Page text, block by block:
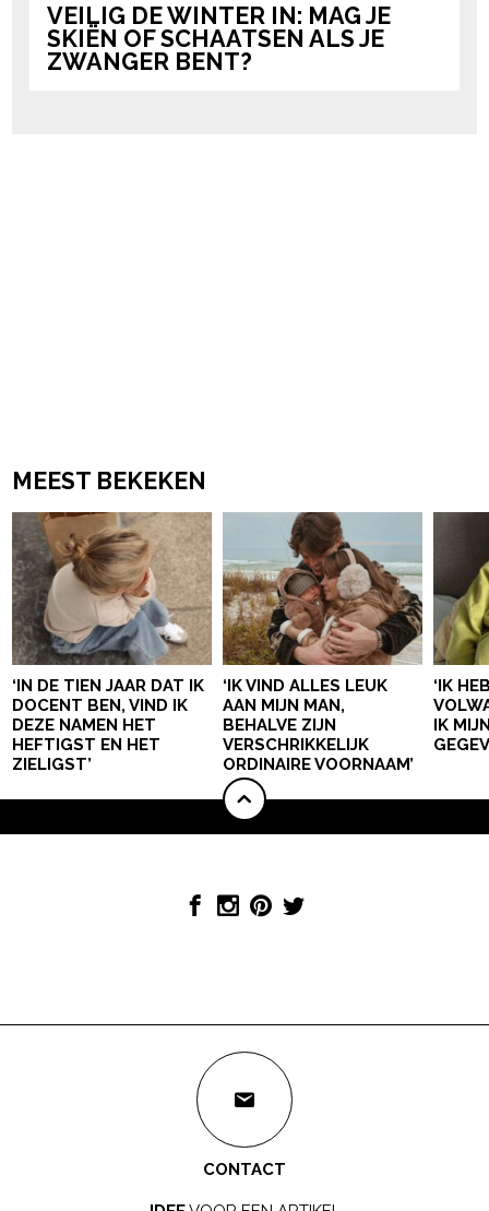
VEILIG DE WINTER IN: MAG JE
SKIËN OF SCHAATSEN ALS JE
ZWANGER BENT?
MEEST BEKEKEN
‘IN DE TIEN JAAR DAT IK
DOCENT BEN, VIND IK
DEZE NAMEN HET
HEFTIGST EN HET
ZIELIGST’
‘IK VIND ALLES LEUK
AAN MIJN MAN,
BEHALVE ZIJN
VERSCHRIKKELIJK
ORDINAIRE VOORNAAM’
‘IK
IK
CONTACT